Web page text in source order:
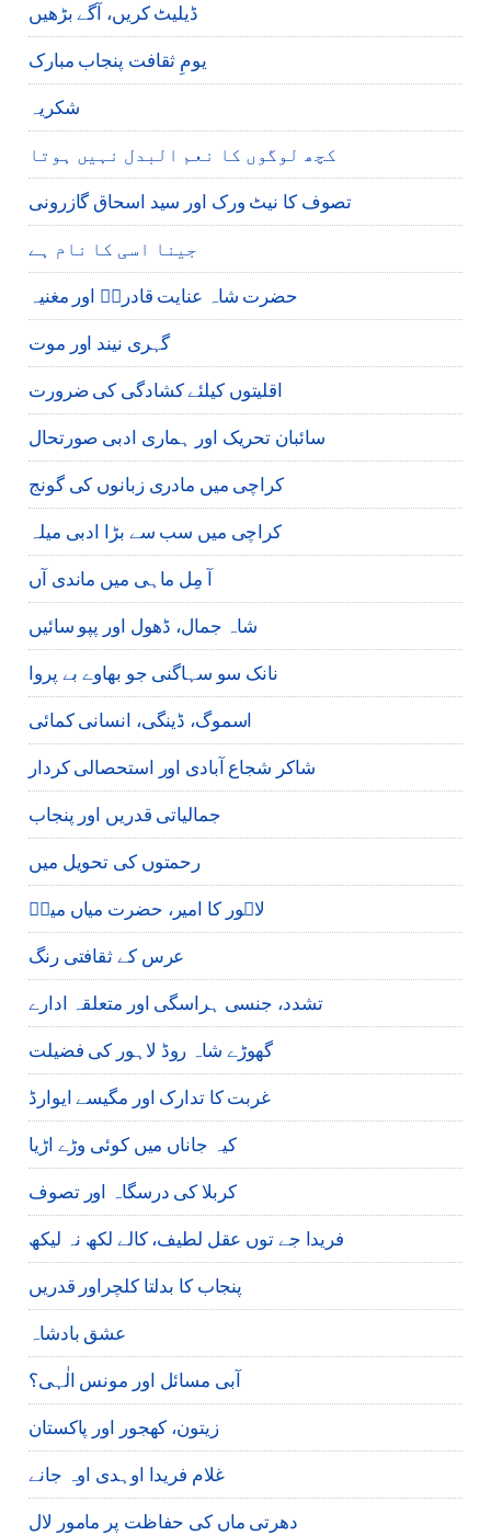
ڈیلیٹ کریں، آگے بڑھیں
یومِ ثقافت پنجاب مبارک
شکریہ
کچھ لوگوں کا نعم البدل نہیں ہوتا
تصوف کا نیٹ ورک اور سید اسحاق گازرونی
جینا اسی کا نام ہے
حضرت شاہ عنایت قادریؒ اور مغنیہ
گہری نیند اور موت
اقلیتوں کیلئے کشادگی کی ضرورت
سائبان تحریک اور ہماری ادبی صورتحال
کراچی میں مادری زبانوں کی گونج
کراچی میں سب سے بڑا ادبی میلہ
آ مِل ماہی میں ماندی آں
شاہ جمال، ڈھول اور پپو سائیں
نانک سو سہاگنی جو بھاوے بے پروا
اسموگ، ڈینگی، انسانی کمائی
شاکر شجاع آبادی اور استحصالی کردار
جمالیاتی قدریں اور پنجاب
رحمتوں کی تحویل میں
لاہور کا امیر، حضرت میاں میرؒ
عرس کے ثقافتی رنگ
تشدد، جنسی ہراسگی اور متعلقہ ادارے
گھوڑے شاہ روڈ لاہور کی فضیلت
غربت کا تدارک اور مگیسے ایوارڈ
کیہ جاناں میں کوئی وڑے اڑیا
کربلا کی درسگاہ اور تصوف
فریدا جے توں عقل لطیف، کالے لکھ نہ لیکھ
پنجاب کا بدلتا کلچراور قدریں
عشق بادشاہ
آبی مسائل اور مونس الٰہی؟
زیتون، کھجور اور پاکستان
غلام فریدا اوہدی اوہ جانے
دھرتی ماں کی حفاظت پر مامور لال